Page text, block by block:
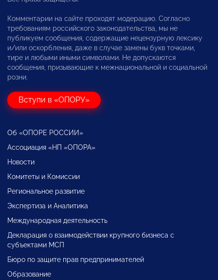
Комментарии на сайте проходят модерацию. Согласно
требованиям российского законодательства, мы не
публикуем сообщения, содержащие нецензурную лексику
и/или оскорбления, даже в случае замены букв точками,
тире и любыми иными символами. Не допускаются
сообщения, призывающие к межнациональной и социальной
розни.
Вступи в «ОПОРУ»
Об «ОПОРЕ РОССИИ»
Ассоциация «НП «ОПОРА»
Новости
Комитеты и Комиссии
Региональное развитие
Экспертиза и Аналитика
Международная деятельность
Декларация о взаимодействии крупного бизнеса с
субъектами МСП
Бюро по защите прав предпринимателей
Образование